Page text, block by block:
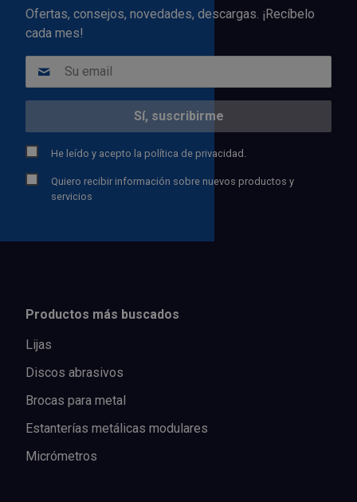
Ofertas, consejos, novedades, descargas. ¡Recíbelo
cada mes!
He leído y acepto la política de privacidad.
Quiero recibir información sobre nuevos productos y
servicios
Productos más buscados
Lijas
Discos abrasivos
Brocas para metal
Estanterías metálicas modulares
Micrómetros